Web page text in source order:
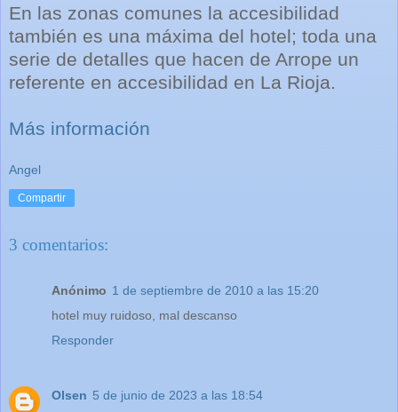
En las zonas comunes la accesibilidad
también es una máxima del hotel; toda una
serie de detalles que hacen de Arrope un
referente en accesibilidad en La Rioja.
Más información
Angel
Compartir
3 comentarios:
Anónimo 1 de septiembre de 2010 a las 15:20
hotel muy ruidoso, mal descanso
Responder
Olsen 5 de junio de 2023 a las 18:54